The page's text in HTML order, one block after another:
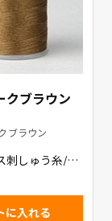
クブラウン
ブラウン
刺しゅう糸/ダ
に入れる